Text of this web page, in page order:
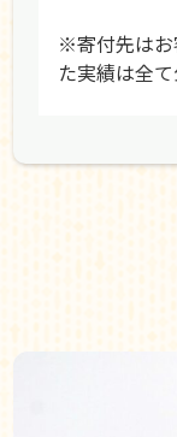
※寄付先はお
た実績は全て